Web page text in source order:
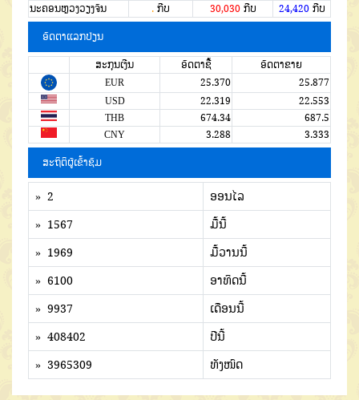
ນະຄອນຫຼວງວຽງຈັນ
. ກີບ 30,030ກີບ 24,420ກີບ
ອັດຕາແລກປ່ຽນ
ສະກຸນເງີນ ອັດຕາຊື້
ອັດຕາຂາຍ
EUR
25.370
25.877
USD
22.319
22.553
THB
674.34
687.5
CNY
3.288 3.333
ສະຖິຕິຜູ້ເຂົ້າຊົມ
» 2
ອອນໄລ
» 1567
ມື້ນີ້
» 1969
ມື້ວານນີ້
» 6100
ອາທິດນີ້
» 9937
ເດືອນນີ້
» 408402
ປີນີ້
» 3965309
ທັງໜົດ